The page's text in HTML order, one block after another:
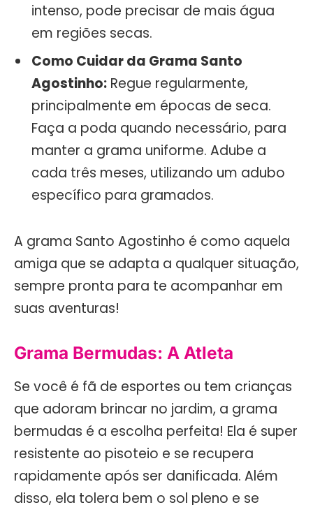
intenso, pode precisar de mais água
em regiões secas.
Como Cuidar da Grama Santo
Agostinho: Regue regularmente,
principalmente em épocas de seca.
Faça a poda quando necessário, para
manter a grama uniforme. Adube a
cada três meses, utilizando um adubo
específico para gramados.
A grama Santo Agostinho é como aquela
amiga que se adapta a qualquer situação,
sempre pronta para te acompanhar em
suas aventuras!
Grama Bermudas: A Atleta
Se você é fã de esportes ou tem crianças
que adoram brincar no jardim, a grama
bermudas é a escolha perfeita! Ela é super
resistente ao pisoteio e se recupera
rapidamente após ser danificada. Além
disso, ela tolera bem o sol pleno e se